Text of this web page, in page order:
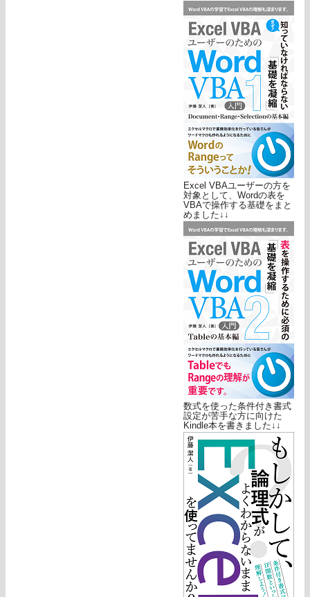
Excel VBAユーザーの方を
対象として、Wordの表を
VBAで操作する基礎をまと
めました↓↓
数式を使った条件付き書式
設定が苦手な方に向けた
Kindle本を書きました↓↓